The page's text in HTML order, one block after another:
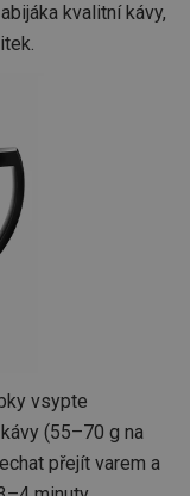
kvalitní kávy,
vsypte
(55–70 g na
přejít varem a